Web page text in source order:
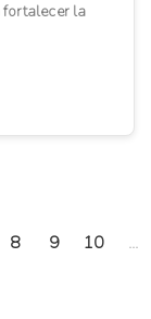
la
8 9 10 ...